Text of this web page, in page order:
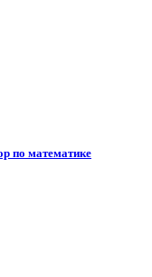
по математике